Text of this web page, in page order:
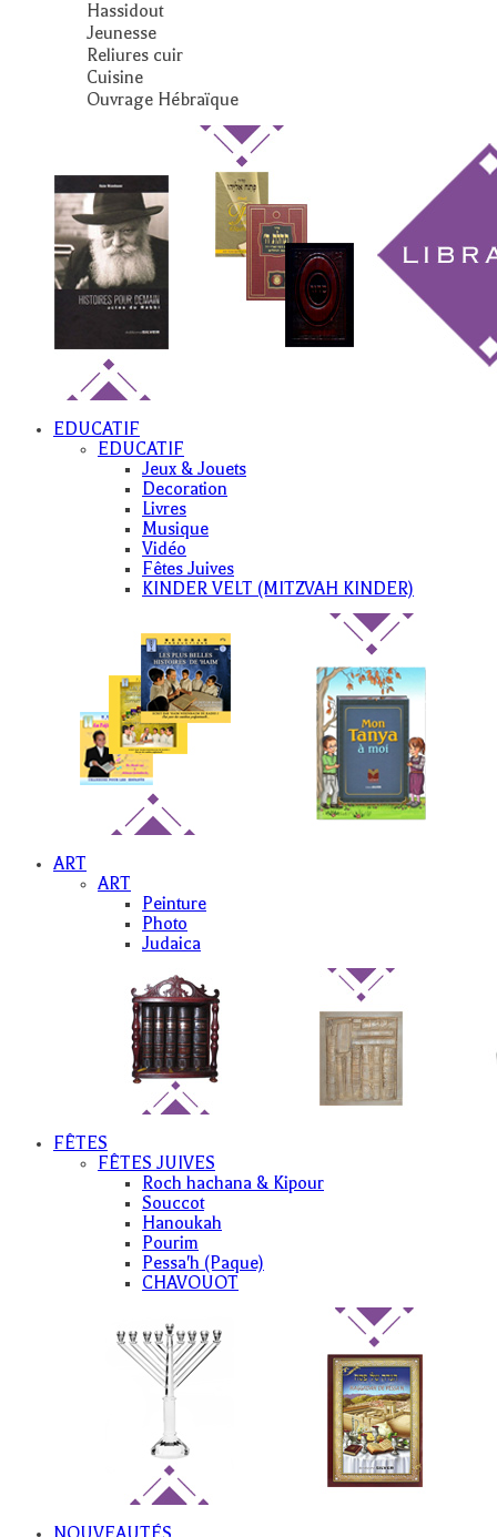
Hassidout
Jeunesse
Reliures cuir
Cuisine
Ouvrage Hébraïque
EDUCATIF
EDUCATIF
Jeux & Jouets
Decoration
Livres
Musique
Vidéo
Fêtes Juives
KINDER VELT (MITZVAH KINDER)
ART
ART
Peinture
Photo
Judaica
FÊTES
FÊTES JUIVES
Roch hachana & Kipour
Souccot
Hanoukah
Pourim
Pessa'h (Paque)
CHAVOUOT